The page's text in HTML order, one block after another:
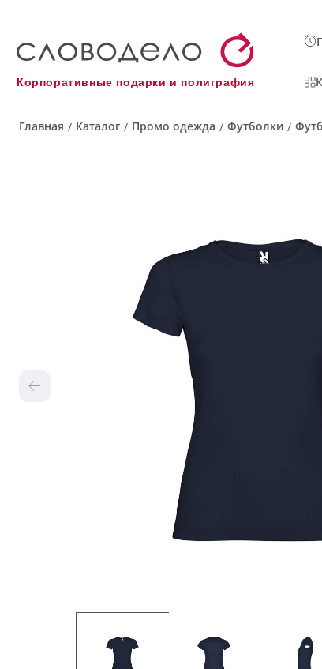
Корпоративные подарки и полиграфия
Главная / Каталог / Промо одежда / Футболки /